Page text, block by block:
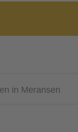
in Meransen